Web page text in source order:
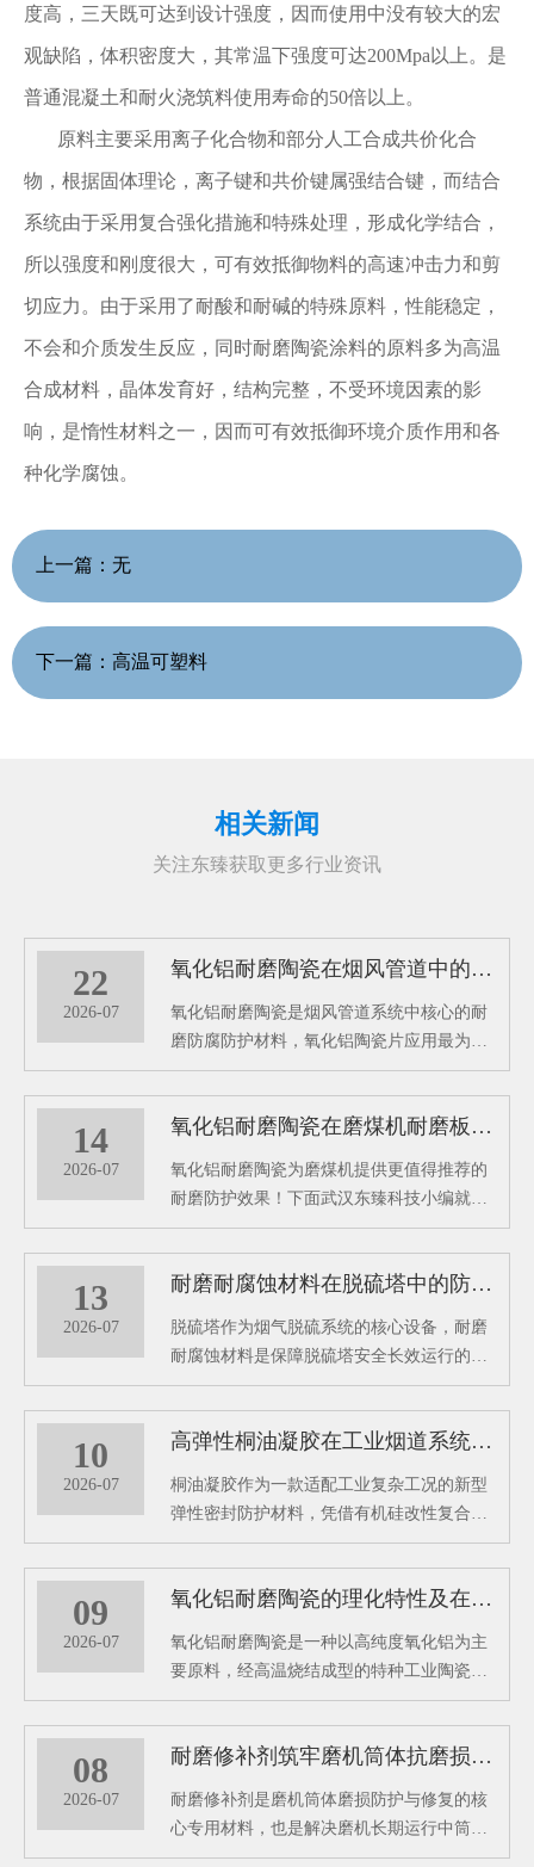
度高，三天既可达到设计强度，因而使用中没有较大的宏
观缺陷，体积密度大，其常温下强度可达200Mpa以上。是
普通混凝土和耐火浇筑料使用寿命的50倍以上。
原料主要采用离子化合物和部分人工合成共价化合
物，根据固体理论，离子键和共价键属强结合键，而结合
系统由于采用复合强化措施和特殊处理，形成化学结合，
所以强度和刚度很大，可有效抵御物料的高速冲击力和剪
切应力。由于采用了耐酸和耐碱的特殊原料，性能稳定，
不会和介质发生反应，同时耐磨陶瓷涂料的原料多为高温
合成材料，晶体发育好，结构完整，不受环境因素的影
响，是惰性材料之一，因而可有效抵御环境介质作用和各
种化学腐蚀。
上一篇： 无
下一篇： 高温可塑料
相关新闻
关注东臻获取更多行业资讯
22
2026-07
氧化铝耐磨陶瓷在烟风管道中的耐磨防腐效能分析
氧化铝耐磨陶瓷是烟风管道系统中核心的耐
磨防腐防护材料，氧化铝陶瓷片应用最为广
泛。在1700℃的高温窑炉中烧结精制而成，
是一种高硬度、轻量化、环保型的白色刚玉
耐磨防护材料。成为工业烟风管道长效防护
14
2026-07
氧化铝耐磨陶瓷在磨煤机耐磨板中的性能优势
氧化铝耐磨陶瓷为磨煤机提供更值得推荐的
耐磨防护效果！下面武汉东臻科技小编就带
大家看看这款氧化铝耐磨陶瓷有哪些特殊功
效吧！
13
2026-07
耐磨耐腐蚀材料在脱硫塔中的防护性能分析
脱硫塔作为烟气脱硫系统的核心设备，耐磨
耐腐蚀材料是保障脱硫塔安全长效运行的关
键防护屏障，其在脱硫塔中的核心作用主要
体现在防腐防渗、抗冲刷耐磨、结构适配与
运维降本等多个方面。
10
2026-07
高弹性桐油凝胶在工业烟道系统中的密封防腐研究
桐油凝胶作为一款适配工业复杂工况的新型
弹性密封防护材料，凭借有机硅改性复合配
方的独特优势，以东臻高弹性桐油凝胶为代
表的专用防护材料，有效解决烟道运行中的
各类病害难题。
09
2026-07
氧化铝耐磨陶瓷的理化特性及在工业管道中的防护作用
氧化铝耐磨陶瓷是一种以高纯度氧化铝为主
要原料，经高温烧结成型的特种工业陶瓷材
料，凭借超高硬度、超强耐磨性、耐腐蚀、
耐高温等优异理化性能，成为工业管道防护
的核心耐磨材料。能够从根源上解决管道磨
性和使用寿命，是工业管道长效防护的关键
配件。
08
2026-07
耐磨修补剂筑牢磨机筒体抗磨损长效防护屏障
耐磨修补剂是磨机筒体磨损防护与修复的核
心专用材料，也是解决磨机长期运行中筒体
冲刷、磨损、老化问题的高效解决方案。中